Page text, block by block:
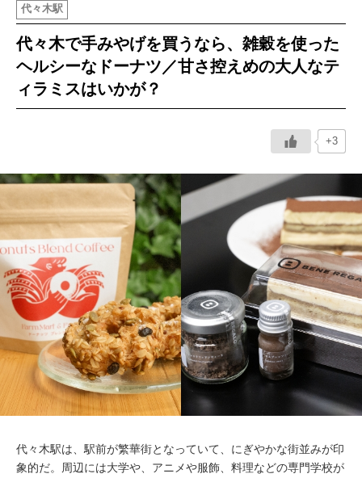
イベント情報
おしらせ
駅から探す
代々木駅
代々木で手みやげを買うなら、雑穀を使った
ヘルシーなドーナツ／甘さ控えめの大人なテ
ィラミスはいかが？
+3
代々木駅は、駅前が繁華街となっていて、にぎやかな街並みが印
象的だ。周辺には大学や、アニメや服飾、料理などの専門学校が